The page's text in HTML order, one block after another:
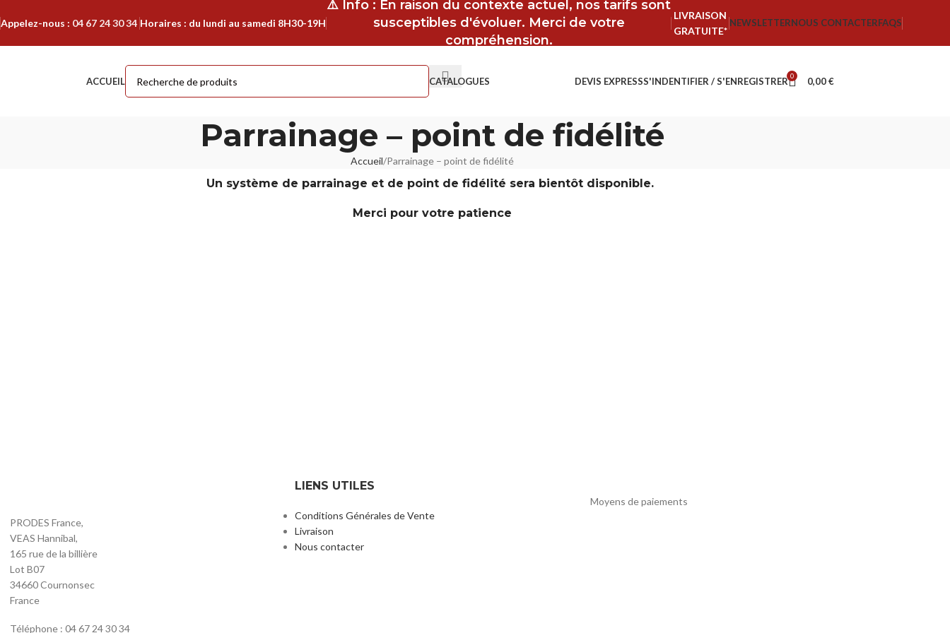
Appelez-nous : 04 67 24 30 34 Horaires : du lundi au samedi 8H30-19H
⚠️ Info : En raison du contexte actuel, nos tarifs sont
susceptibles d'évoluer. Merci de votre
compréhension.
LIVRAISON
GRATUITE*
NEWSLETTERNOUS CONTACTERFAQS
ACCUEIL CATALOGUES DEVIS EXPRESSS'INDENTIFIER / S'ENREGISTRER 0 0,00€
Parrainage – point de fidélité
Accueil Parrainage – point de fidélité
Un système de parrainage et de point de fidélité sera bientôt disponible.
Merci pour votre patience
PRODES France,
VEAS Hannibal,
165 rue de la billière
Lot B07
34660 Cournonsec
France
Téléphone : 04 67 24 30 34
LIENS UTILES
Conditions Générales de Vente
Livraison
Nous contacter
Moyens de paiements